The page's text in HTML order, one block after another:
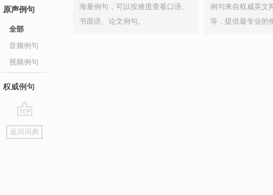
原声例句
全部
音频例句
视频例句
权威例句
go
top
返回词典
海量例句，可以按难度查看口语、
书面语、论文例句。
例句来自权威英文
等，提供最专业的